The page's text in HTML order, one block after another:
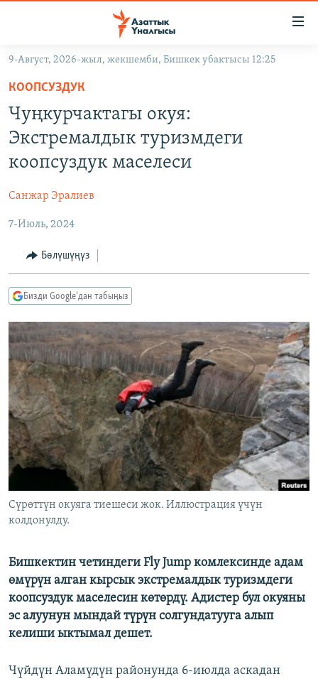
Навигацияга
өтүңүз
Издөөгө
салыңызКЫРГЫЗСТАН
МАДАНИЯТ
ДҮЙНӨ
УКРАИНА
ТВ ПРОГРАММАЛАР
БҮГҮН АЗАТТЫКТА
ЭКСПЕРТТЕР ТАЛДАЙТ
ДАНИСТЕ
ЭЖЕ-СИҢДИЛЕР
АЗАТТЫК+
ЫҢГАЙСЫЗ СУРООЛОР
ПОДКАСТ
ӨЗГӨЧӨ ПИКИР
Русский
ОНЛАЙН ШЕРИНЕ
ЭЕ/АРнун бардык сайттары
9-Август, 2026-жыл, жекшемби, Бишкек убактысы 12:25
КООПСУЗДУК
Чуңкурчактагы окуя:
Экстремалдык туризмдеги
коопсуздук маселеси
Санжар Эралиев
7-Июль, 2024
Бөлүшүңүз
Бизди Google'дан табыңыз
Cүрөттүн окуяга тиешеси жок. Иллюстрация үчүн
колдонулду.
Бишкектин четиндеги Fly Jump комлексинде адам
өмүрүн алган кырсык экстремалдык туризмдеги
коопсуздук маселесин көтөрдү. Адистер бул окуяны
эс алуунун мындай түрүн солгундатууга алып
келиши ыктымал дешет.
Чүйдүн Аламүдүн районунда 6-июлда аскадан